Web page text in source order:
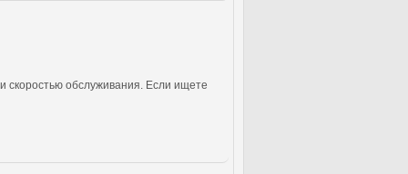
скоростью обслуживания. Если ищете